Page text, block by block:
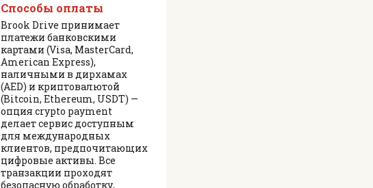
Способы оплаты
Brook Drive принимает
платежи банковскими
картами (Visa, MasterCard,
American Express),
наличными в дирхамах
(AED) и криптовалютой
(Bitcoin, Ethereum, USDT) —
опция crypto payment
делает сервис доступным
для международных
клиентов, предпочитающих
цифровые активы. Все
транзакции проходят
безопасную обработку,